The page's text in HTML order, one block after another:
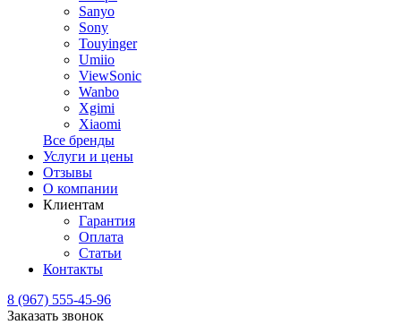
Sanyo
Sony
Touyinger
Umiio
ViewSonic
Wanbo
Xgimi
Xiaomi
Все бренды
Услуги и цены
Отзывы
О компании
Клиентам
Гарантия
Оплата
Статьи
Контакты
8 (967) 555-45-96
Заказать звонок